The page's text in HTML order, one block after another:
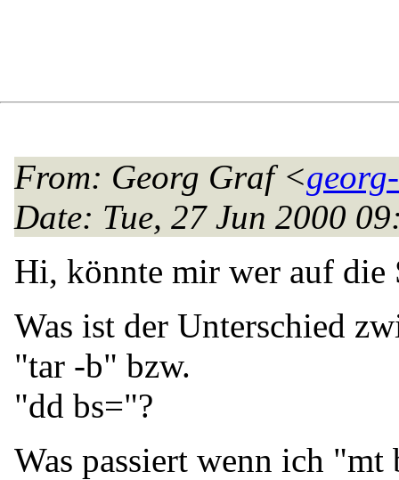
From: Georg Graf <
Date: Tue, 27 Jun 2000
Hi, könnte mir wer auf die
Was ist der Unterschied
"tar -b" bzw.
"dd bs="?
Was passiert wenn ich